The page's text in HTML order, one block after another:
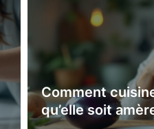
Comment
qu’elle soit